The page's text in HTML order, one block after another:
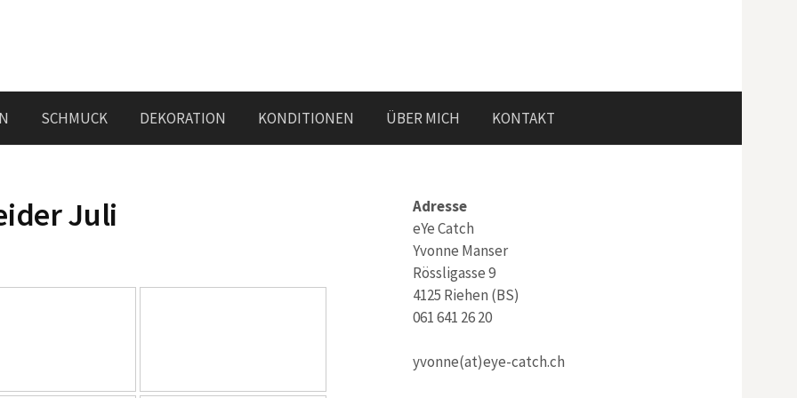
SCHMUCK DEKORATION KONDITIONEN ÜBER MICH KONTAKT
Juli
Adresse
eYe Catch
Yvonne Manser
Rössligasse 9
4125 Riehen (BS)
061 641 26 20
yvonne(at)eye-catch.ch